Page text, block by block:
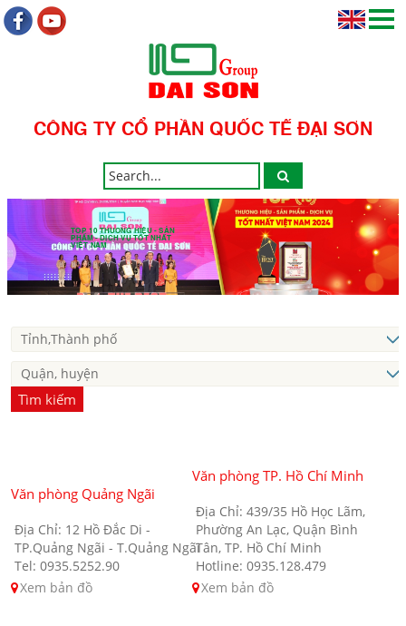
CÔNG TY CỔ PHẦN QUỐC TẾ ĐẠI SƠN
TOP 10 THƯƠNG HIỆU - SẢN
PHẨM - DỊCH VỤ TỐT NHẤT
VIỆT NAM
Tìm kiếm
Văn phòng Quảng Ngãi
Địa Chỉ: 12 Hồ Đắc Di -
TP.Quảng Ngãi - T.Quảng Ngãi
Tel: 0935.5252.90
Xem bản đồ
Văn phòng TP. Hồ Chí Minh
Địa Chỉ: 439/35 Hồ Học Lãm,
Phường An Lạc, Quận Bình
Tân, TP. Hồ Chí Minh
Hotline: 0935.128.479
Xem bản đồ